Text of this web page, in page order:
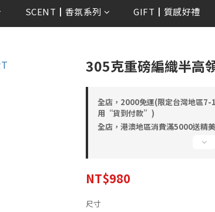
SCENT┃香氛系列 GIFT┃質感好禮
305克重磅編織半高
全店，2000免運(限定台灣地區7-
用“貨到付款”)
全店，港澳地區消費滿5000送精
NT$980
尺寸